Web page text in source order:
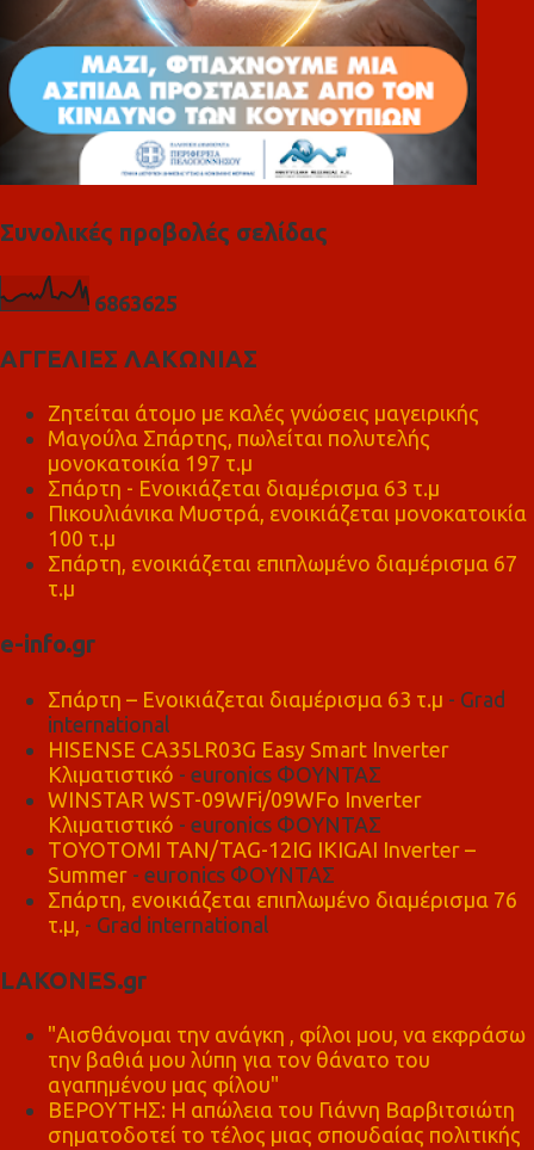
Συνολικές προβολές σελίδας
6863625
ΑΓΓΕΛΙΕΣ ΛΑΚΩΝΙΑΣ
Ζητείται άτομο με καλές γνώσεις μαγειρικής
Μαγούλα Σπάρτης, πωλείται πολυτελής
μονοκατοικία 197 τ.μ
Σπάρτη - Ενοικιάζεται διαμέρισμα 63 τ.μ
Πικουλιάνικα Μυστρά, ενοικιάζεται μονοκατοικία
100 τ.μ
Σπάρτη, ενοικιάζεται επιπλωμένο διαμέρισμα 67
τ.μ
e-info.gr
Σπάρτη – Ενοικιάζεται διαμέρισμα 63 τ.μ - Grad
international
HISENSE CA35LR03G Easy Smart Inverter
Κλιματιστικό - euronics ΦΟΥΝΤΑΣ
WINSTAR WST-09WFi/09WFo Inverter
Κλιματιστικό - euronics ΦΟΥΝΤΑΣ
TOYOTOMI TAN/TAG-12IG IKIGAI Inverter –
Summer - euronics ΦΟΥΝΤΑΣ
Σπάρτη, ενοικιάζεται επιπλωμένο διαμέρισμα 76
τ.μ, - Grad international
LAKONES.gr
"Αισθάνομαι την ανάγκη , φίλοι μου, να εκφράσω
την βαθιά μου λύπη για τον θάνατο του
αγαπημένου μας φίλου"
ΒΕΡΟΥΤΗΣ: Η απώλεια του Γιάννη Βαρβιτσιώτη
σηματοδοτεί το τέλος μιας σπουδαίας πολιτικής